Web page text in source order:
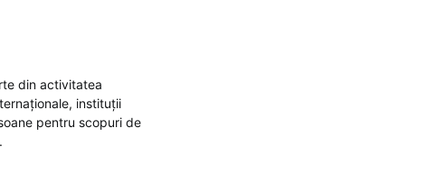
din activitatea
instituții
pentru scopuri de